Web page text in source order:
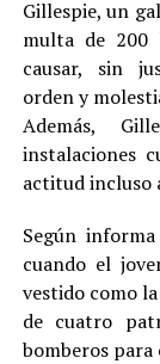
Gillespie, un
multa de 200
causar, sin
orden y
Además,
instalaciones
actitud incluso
Según
cuando el
vestido como
de cuatro
bomberos